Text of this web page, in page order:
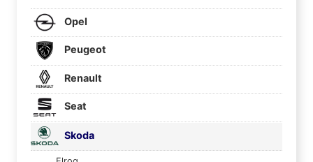
Opel
Peugeot
Renault
Seat
Skoda